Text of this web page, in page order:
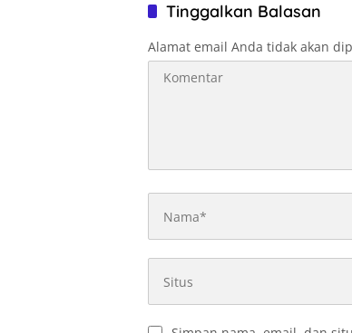
Tinggalkan Balasan
Alamat email Anda tidak akan